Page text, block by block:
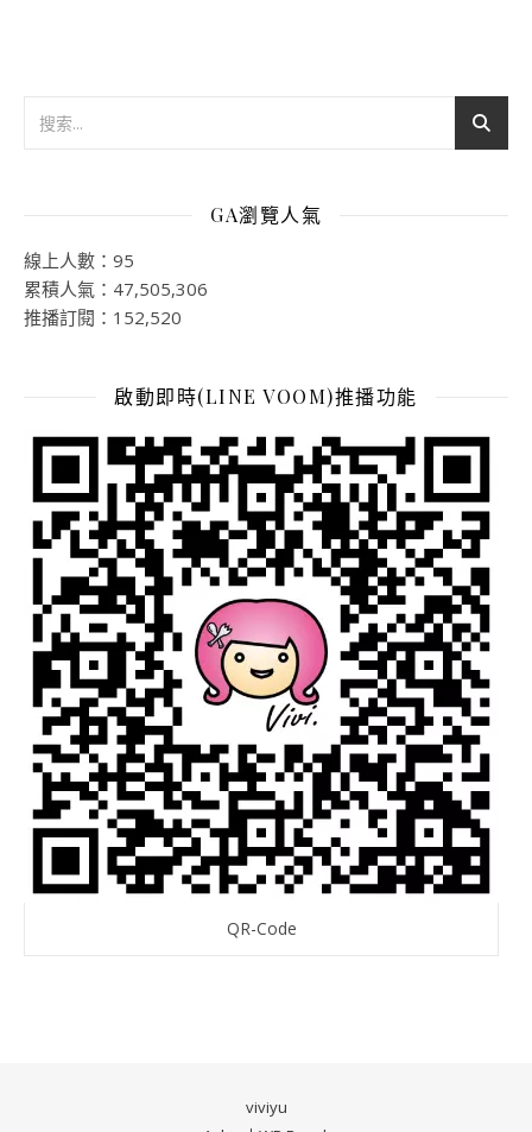
GA瀏覽人氣
線上人數：95
累積人氣：47,505,306
推播訂閱：152,520
啟動即時(LINE VOOM)推播功能
QR-Code
viviyu